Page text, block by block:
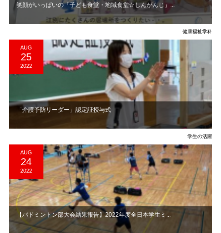
笑顔がいっぱいの「子ども食堂・地域食堂☆しんがんじ」...
健康福祉学科
AUG
25
2022
「介護予防リーダー」認定証授与式
学生の活躍
AUG
24
2022
【バドミントン部大会結果報告】2022年度全日本学生ミ...